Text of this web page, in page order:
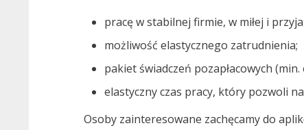
pracę w stabilnej firmie, w miłej i
możliwość elastycznego zatrudnienia;
pakiet świadczeń pozapłacowych
elastyczny czas pracy, który pozwoli
Osoby zainteresowane zachęcamy do